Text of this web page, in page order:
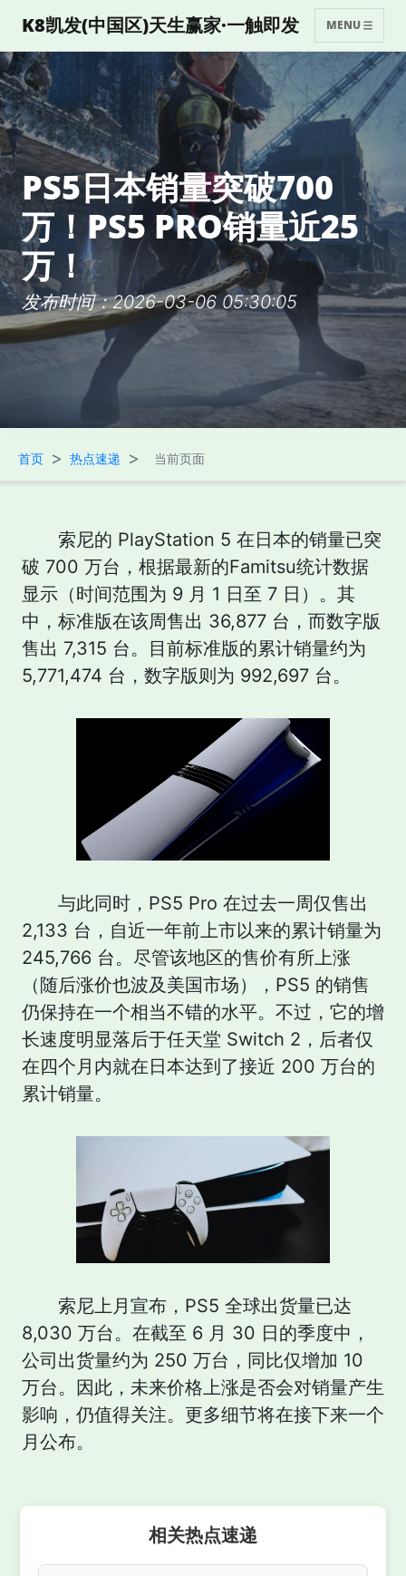
K8凯发(中国区)天生赢家·一触即发 MENU
PS5日本销量突破700
万！PS5 PRO销量近25
万！
发布时间：2026-03-06 05:30:05
首页 > 热点速递 > 当前页面
索尼的 PlayStation 5 在日本的销量已突
破 700 万台，根据最新的Famitsu统计数据
显示（时间范围为 9 月 1 日至 7 日）。其
中，标准版在该周售出 36,877 台，而数字版
售出 7,315 台。目前标准版的累计销量约为
5,771,474 台，数字版则为 992,697 台。
与此同时，PS5 Pro 在过去一周仅售出
2,133 台，自近一年前上市以来的累计销量为
245,766 台。尽管该地区的售价有所上涨
（随后涨价也波及美国市场），PS5 的销售
仍保持在一个相当不错的水平。不过，它的增
长速度明显落后于任天堂 Switch 2，后者仅
在四个月内就在日本达到了接近 200 万台的
累计销量。
索尼上月宣布，PS5 全球出货量已达
8,030 万台。在截至 6 月 30 日的季度中，
公司出货量约为 250 万台，同比仅增加 10
万台。因此，未来价格上涨是否会对销量产生
影响，仍值得关注。更多细节将在接下来一个
月公布。
相关热点速递